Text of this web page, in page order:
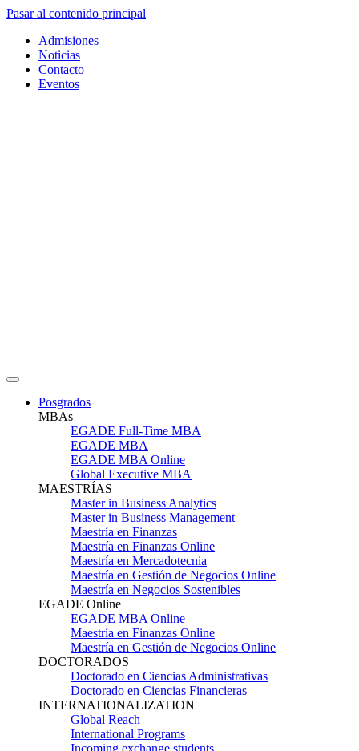
Pasar al contenido principal
Admisiones
Noticias
Contacto
Eventos
Posgrados
MBAs
EGADE Full-Time MBA
EGADE MBA
EGADE MBA Online
Global Executive MBA
MAESTRÍAS
Master in Business Analytics
Master in Business Management
Maestría en Finanzas
Maestría en Finanzas Online
Maestría en Mercadotecnia
Maestría en Gestión de Negocios Online
Maestría en Negocios Sostenibles
EGADE Online
EGADE MBA Online
Maestría en Finanzas Online
Maestría en Gestión de Negocios Online
DOCTORADOS
Doctorado en Ciencias Administrativas
Doctorado en Ciencias Financieras
INTERNATIONALIZATION
Global Reach
International Programs
Incoming exchange students